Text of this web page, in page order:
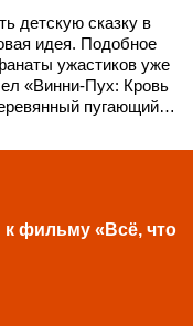
детскую сказку в
идея. Подобное
ужастиков уже
«Винни-Пух: Кровь
пугающий…
фильму «Всё, что